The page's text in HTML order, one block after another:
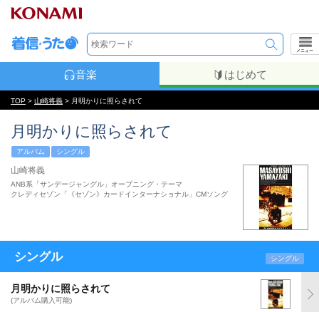
メニュー
音楽 はじめて
TOP > 山崎将義 > 月明かりに照らされて
月明かりに照らされて
アルバム シングル
山崎将義
ANB系「サンデージャングル」オープニング・テーマ
クレディセゾン「《セゾン》カードインターナショナル」CMソング
シングル シングル
月明かりに照らされて
(アルバム購入可能)